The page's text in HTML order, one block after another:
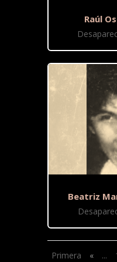
Raúl
Beatriz
Primera « ...